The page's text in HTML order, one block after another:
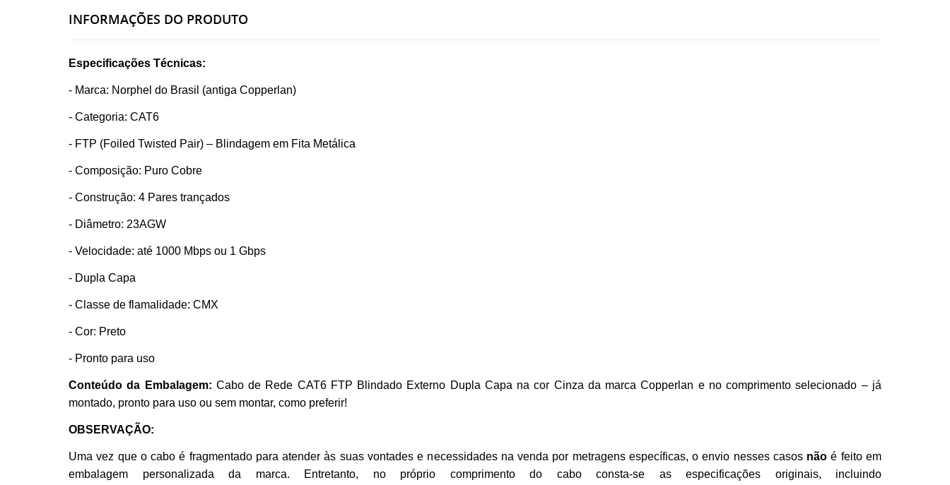
INFORMAÇÕES DO PRODUTO
Especificações Técnicas:
- Marca: Norphel do Brasil (antiga Copperlan)
- Categoria: CAT6
- FTP (Foiled Twisted Pair) – Blindagem em Fita Metálica
- Composição: Puro Cobre
- Construção: 4 Pares trançados
- Diâmetro: 23AGW
- Velocidade: até 1000 Mbps ou 1 Gbps
- Dupla Capa
- Classe de flamalidade: CMX
- Cor: Preto
- Pronto para uso
Conteúdo da Embalagem: Cabo de Rede CAT6 FTP Blindado Externo Dupla Capa na cor Cinza da marca Copperlan e no comprimento selecionado – já
montado, pronto para uso ou sem montar, como preferir!
OBSERVAÇÃO:
Uma vez que o cabo é fragmentado para atender às suas vontades e necessidades na venda por metragens específicas, o envio nesses casos não é feito em
embalagem personalizada da marca. Entretanto, no próprio comprimento do cabo consta-se as especificações originais, incluindo